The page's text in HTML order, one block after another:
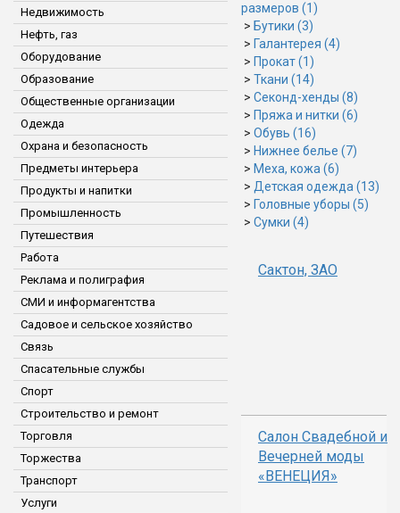
Недвижимость
Нефть, газ
Оборудование
Образование
Общественные организации
Одежда
Охрана и безопасность
Предметы интерьера
Продукты и напитки
Промышленность
Путешествия
Работа
Реклама и полиграфия
СМИ и информагентства
Садовое и сельское хозяйство
Связь
Спасательные службы
Спорт
Строительство и ремонт
Торговля
Торжества
Транспорт
Услуги
размеров (1)
> Бутики (3)
> Галантерея (4)
> Прокат (1)
> Ткани (14)
> Секонд-хенды (8)
> Пряжа и нитки (6)
> Обувь (16)
> Нижнее белье (7)
> Меха, кожа (6)
> Детская одежда (13)
> Головные уборы (5)
> Сумки (4)
Сактон, ЗАО
Салон Свадебной и
Вечерней моды
«ВЕНЕЦИЯ»